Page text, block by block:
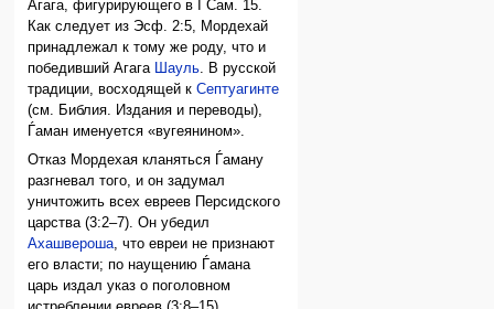
Агага, фигурирующего в I Сам. 15.
Как следует из Эсф. 2:5, Мордехай
принадлежал к тому же роду, что и
победивший Агага Шауль. В русской
традиции, восходящей кСептуагинте
(см. Библия. Издания и переводы),
Ѓаман именуется «вугеянином».
Отказ Мордехая кланяться Ѓаману
разгневал того, и он задумал
уничтожить всех евреев Персидского
царства (3:2–7). Он убедил
Ахашвероша , что евреи не признают
его власти; по наущению Ѓамана
царь издал указ о поголовном